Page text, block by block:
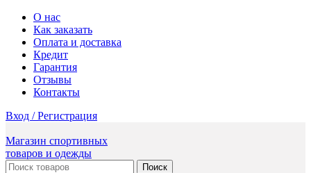
О нас
Как заказать
Оплата и доставка
Кредит
Гарантия
Отзывы
Контакты
Вход / Регистрация
Магазин спортивных
товаров и одежды
Поиск